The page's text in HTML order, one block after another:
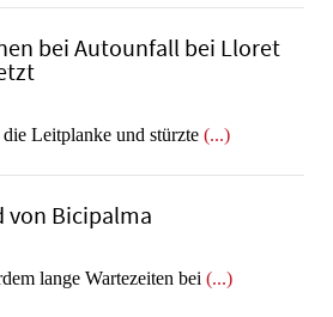
bei Autounfall bei Lloret
Leitplanke und stürzte (...)
von Bicipalma
lange Wartezeiten bei (...)